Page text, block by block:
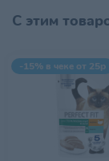
С этим
-15% в чеке от 25р